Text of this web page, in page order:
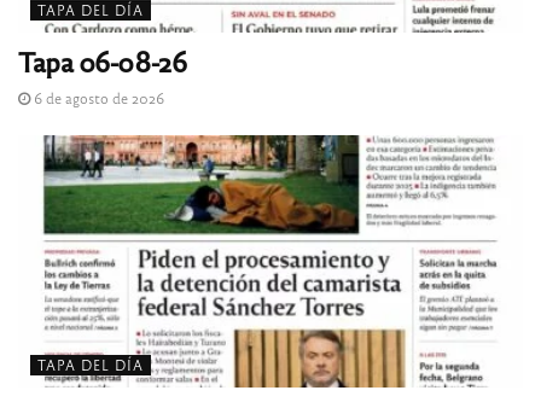
TAPA DEL DÍA
Tapa 06-08-26
6 de agosto de 2026
TAPA DEL DÍA